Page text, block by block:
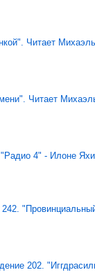
Читает
Читает
4" - Илоне
202.